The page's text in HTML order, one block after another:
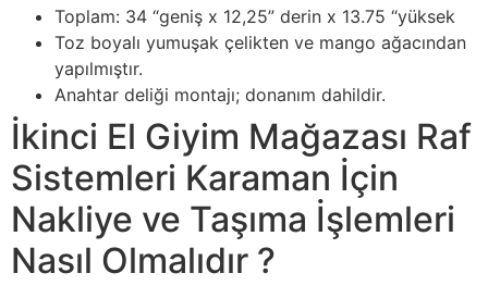
Toplam: 34 “geniş x 12,25” derin x 13.75 “yüksek
Toz boyalı yumuşak çelikten ve mango ağacından
yapılmıştır.
Anahtar deliği montajı; donanım dahildir.
İkinci El Giyim Mağazası Raf
Sistemleri Karaman İçin
Nakliye ve Taşıma İşlemleri
Nasıl Olmalıdır ?